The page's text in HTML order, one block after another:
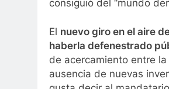
consiguió del “mundo
El nuevo giro en el aire
haberla defenestrado
de acercamiento entre
ausencia de nuevas